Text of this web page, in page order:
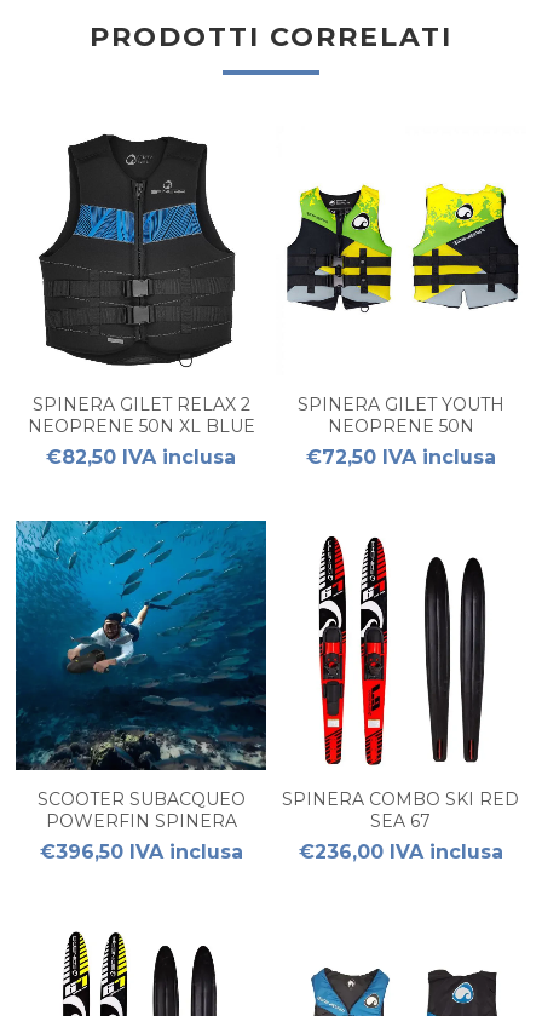
PRODOTTI CORRELATI
SPINERA GILET RELAX 2
NEOPRENE 50N XL BLUE
€82,50 IVA inclusa
SPINERA GILET YOUTH
NEOPRENE 50N
€72,50 IVA inclusa
SCOOTER SUBACQUEO
POWERFIN SPINERA
€396,50 IVA inclusa
SPINERA COMBO SKI RED
SEA 67
€236,00 IVA inclusa